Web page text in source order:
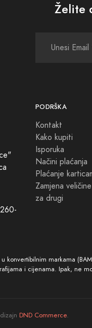
Želite
PODRŠKA
Kontakt
Kako kupiti
Isporuka
Načini plaćanja
Plaćanje
Zamjena
za drugi
konvertibilnim markama
i cijenama. Ipak, ne
DND Commerce.